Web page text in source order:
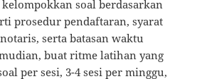
soal berdasarkan
prosedur pendaftaran, syarat
serta batasan waktu
buat ritme latihan yang
per sesi, 3-4 sesi per minggu,